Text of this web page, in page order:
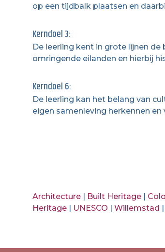
op een tijdbalk plaatsen en
Kerndoel 3:
De leerling kent in grote lijnen
omringende eilanden en hierbij
Kerndoel 6:
De leerling kan het belang van
eigen samenleving herkennen en
Architecture Built Heritage
Heritage
UNESCO |Willemstad